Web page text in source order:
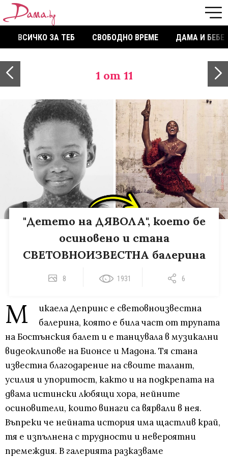
ВСИЧКО ЗА ТЕБ СВОБОДНО ВРЕМЕ ДАМА И БЕБЕ
1 от 11
"Детето на ДЯВОЛА", което бе
осиновено и стана
СВЕТОВНОИЗВЕСТНА балерина
8 1931 6
М
икаела Депринс е световноизвестна
балерина, която е била част от трупата
на Бостънския балет и е танцувала в музикални
видеоклипове на Бионсе и Мадона. Тя стана
известна благодарение на своите талант,
усилия и упоритост, както и на подкрепата на
двама истински любящи хора, нейните
осиновители, които винаги са вярвали в нея.
Въпреки че нейната история има щастлив край,
тя е изпълнена с трудности и невероятни
премеждия. В галерията разказваме